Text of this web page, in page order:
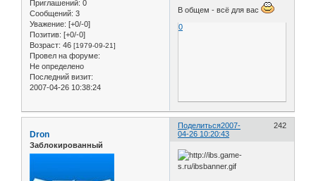
Приглашений: 0
Сообщений: 3
Уважение: [+0/-0]
Позитив: [+0/-0]
Возраст: 46 [1979-09-21]
Провел на форуме:
Не определено
Последний визит:
2007-04-26 10:38:24
В общем - всё для вас
0
Поделиться 242
2007-
04-26 10:20:43
Dron
Заблокированный